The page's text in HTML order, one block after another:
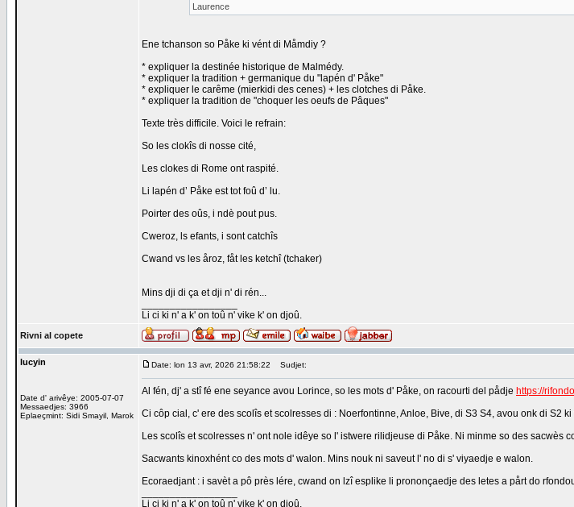
Laurence
Ene tchanson so Påke ki vént di Måmdiy ?
* expliquer la destinée historique de Malmédy.
* expliquer la tradition + germanique du "lapén d' Påke"
* expliquer le carême (mierkidi des cenes) + les clotches di Påke.
* expliquer la tradition de "choquer les oeufs de Pâques"
Texte très difficile. Voici le refrain:
So les clokîs di nosse cité,
Les clokes di Rome ont raspité.
Li lapén d’ Påke est tot foû d’ lu.
Poirter des oûs, i ndè pout pus.
Cweroz, ls efants, i sont catchîs
Cwand vs les åroz, fåt les ketchî (tchaker)
Mins dji di ça et dji n' di rén...
Li ci ki n' a k' on toû n' vike k' on djoû.
Rivni al copete
lucyin
Date d' arivêye: 2005-07-07
Messaedjes: 3966
Eplaeçmint: Sidi Smayil, Marok
Date: lon 13 avr, 2026 21:58:22 Sudjet:
Al fén, dj' a stî fé ene seyance avou Lorince, so les mots d' Påke, on racourti del pådje https://
Ci côp cial, c' ere des scolîs et scolresses di : Noerfontinne, Anloe, Bive, di S3 S4, avou onk di S2
Les scolîs et scolresses n' ont nole idêye so l' istwere rilidjeuse di Påke. Ni minme so des sacwès
Sacwants kinoxhént co des mots d' walon. Mins nouk ni saveut l' no di s' viyaedje e walon.
Ecoraedjant : i savèt a pô près lére, cwand on lzî esplike li prononçaedje des letes a pårt do
Li ci ki n' a k' on toû n' vike k' on djoû.